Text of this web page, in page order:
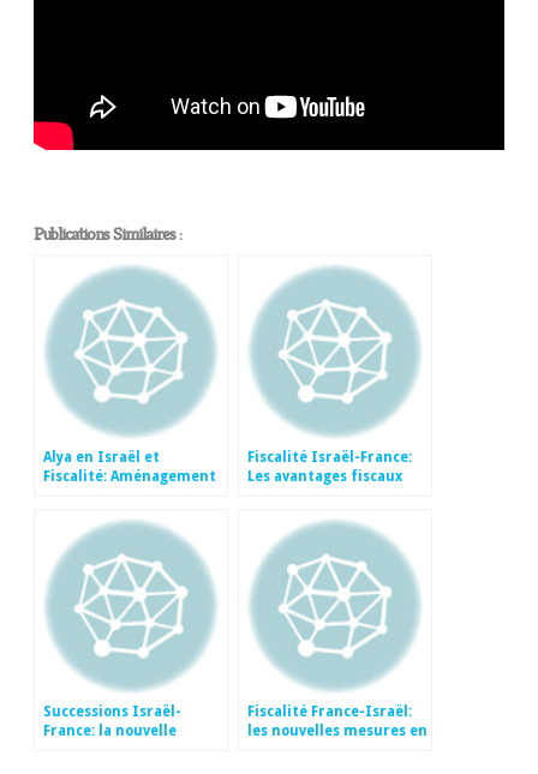
Publications Similaires :
Alya en Israël et
Fiscalité: Aménagement
Fiscalité Israël-France:
Les avantages fiscaux
Successions Israël-
France: la nouvelle
Fiscalité France-Israël:
les nouvelles mesures en